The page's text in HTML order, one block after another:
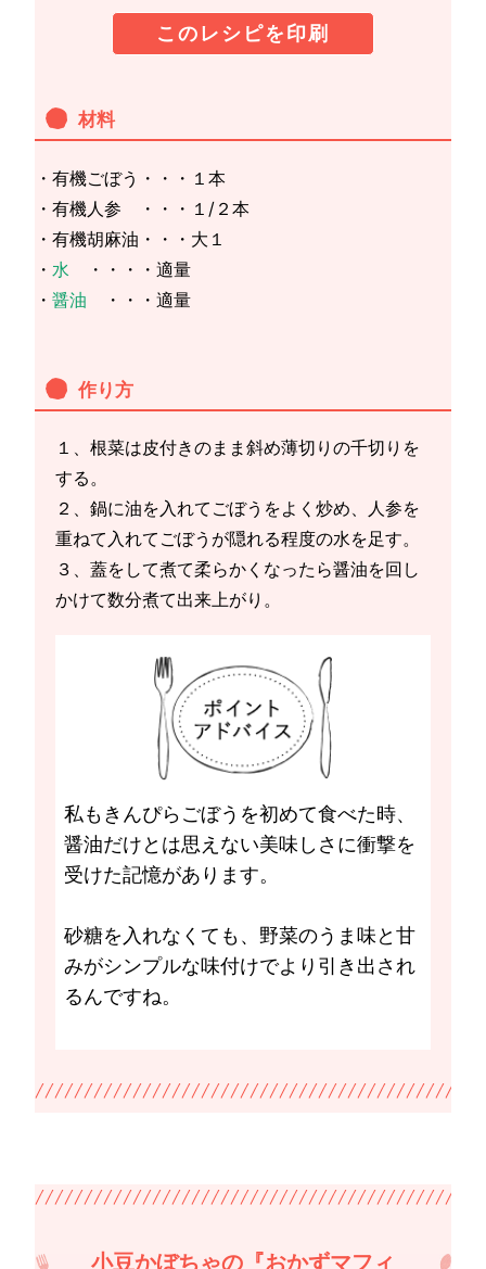
このレシピを印刷
材料
・有機ごぼう・・・１本
・有機人参 ・・・１/２本
・有機胡麻油・・・大１
・ 水 ・・・・適量
・醤油 ・・・適量
作り方
１、根菜は皮付きのまま斜め薄切りの千切りを
する。
２、鍋に油を入れてごぼうをよく炒め、人参を
重ねて入れてごぼうが隠れる程度の水を足す。
３、蓋をして煮て柔らかくなったら醤油を回し
かけて数分煮て出来上がり。
私もきんぴらごぼうを初めて食べた時、
醤油だけとは思えない美味しさに衝撃を
受けた記憶があります。
砂糖を入れなくても、野菜のうま味と甘
みがシンプルな味付けでより引き出され
るんですね。
小豆かぼちゃの『おかずマフィ